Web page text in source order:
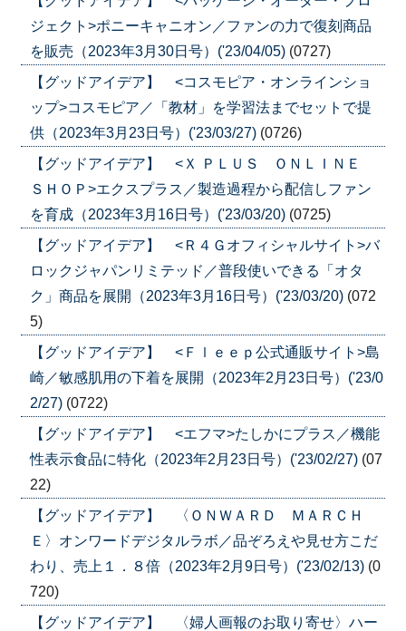
ジェクト>ポニーキャニオン／ファンの力で復刻商品
を販売（2023年3月30日号）('23/04/05) (0727)
【グッドアイデア】 <コスモピア・オンラインショ
ップ>コスモピア／「教材」を学習法までセットで提
供（2023年3月23日号）('23/03/27) (0726)
【グッドアイデア】 <Ｘ ＰＬＵＳ ＯＮＬＩＮＥ
ＳＨＯＰ>エクスプラス／製造過程から配信しファン
を育成（2023年3月16日号）('23/03/20) (0725)
【グッドアイデア】 <Ｒ４Ｇオフィシャルサイト>バ
ロックジャパンリミテッド／普段使いできる「オタ
ク」商品を展開（2023年3月16日号）('23/03/20) (072
5)
【グッドアイデア】 <Ｆｌｅｅｐ公式通販サイト>島
崎／敏感肌用の下着を展開（2023年2月23日号）('23/0
2/27) (0722)
【グッドアイデア】 <エフマ>たしかにプラス／機能
性表示食品に特化（2023年2月23日号）('23/02/27) (07
22)
【グッドアイデア】 〈ＯＮＷＡＲＤ ＭＡＲＣＨ
Ｅ〉オンワードデジタルラボ／品ぞろえや見せ方こだ
わり、売上１．８倍（2023年2月9日号）('23/02/13) (0
720)
【グッドアイデア】 〈婦人画報のお取り寄せ〉ハー